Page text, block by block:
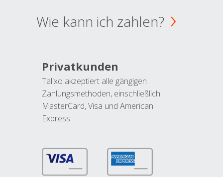
Wie kann ich zahlen?
Privatkunden
Talixo akzeptiert alle gängigen
Zahlungsmethoden, einschließlich
MasterCard, Visa und American
Express.